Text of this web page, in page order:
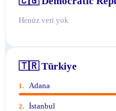
Henüz veri yok
🇹🇷 Türkiye
1. Adana
2. İstanbul